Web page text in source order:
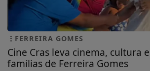
FERREIRA GOMES
Cine Cras leva cinema, cultura
famílias de Ferreira Gomes